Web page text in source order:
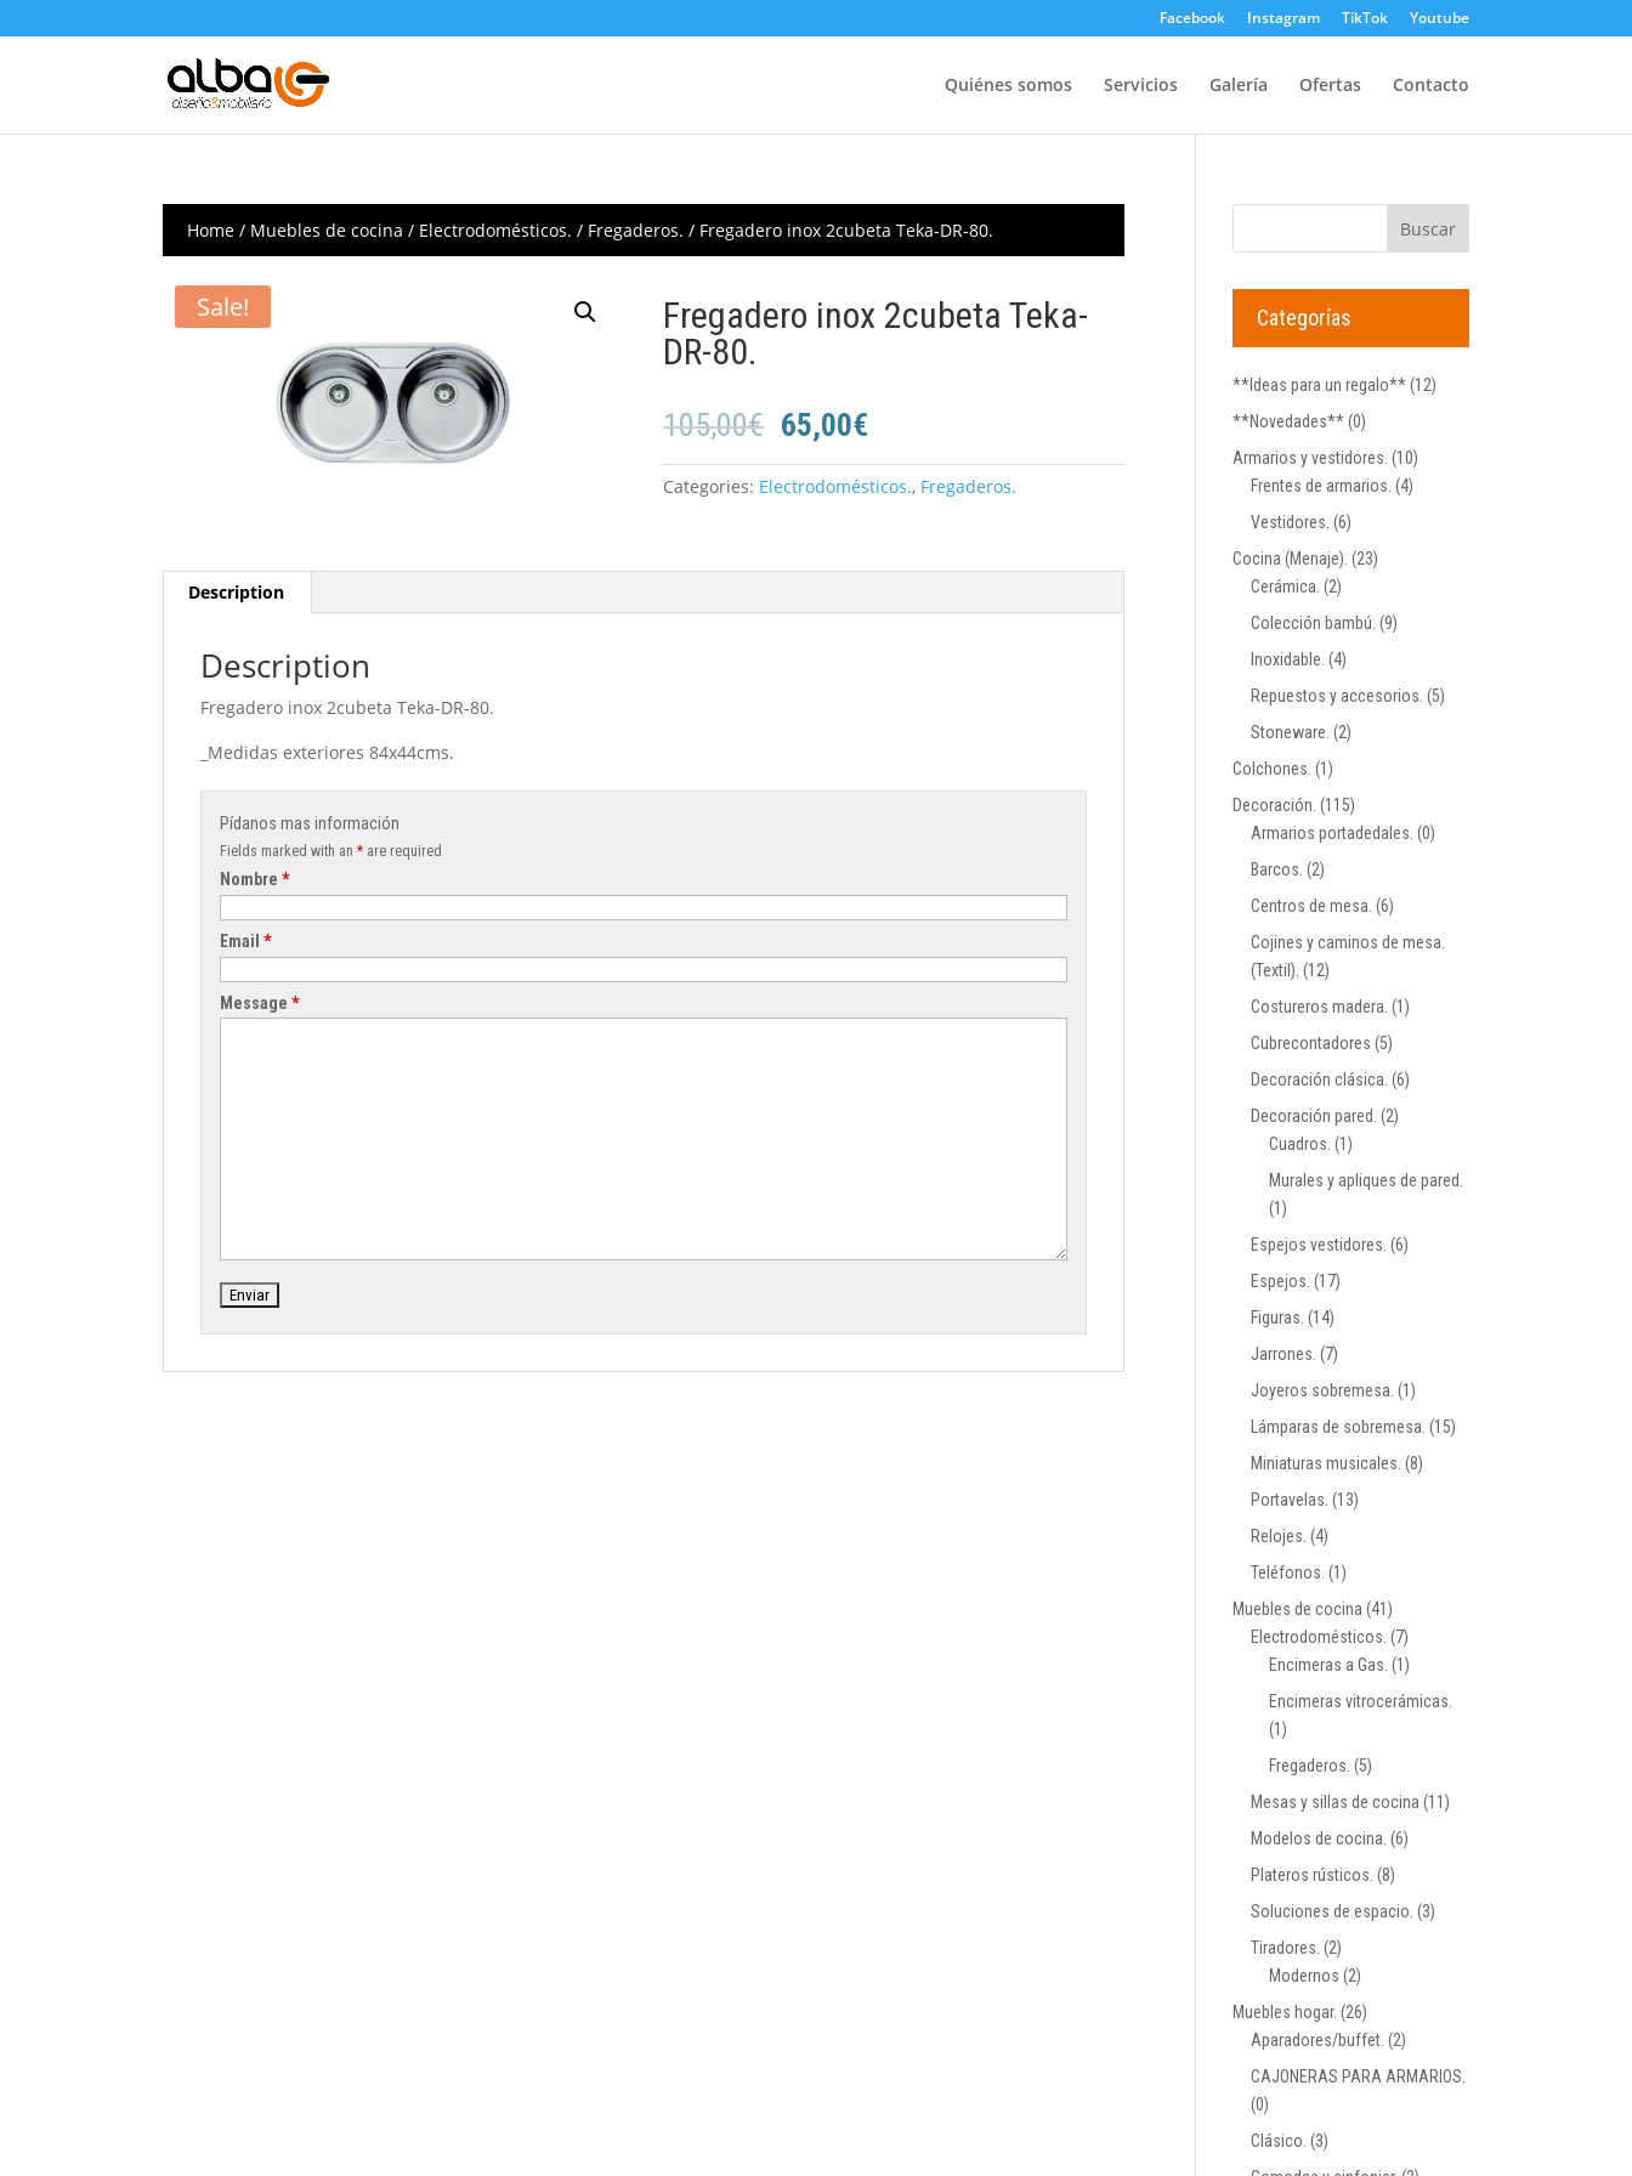
Facebook Instagram TikTok Youtube
Quiénes somos Servicios Galería Ofertas Contacto
Home / Muebles de cocina / Electrodomésticos. / Fregaderos. / Fregadero inox 2cubeta Teka-DR-80.
Sale!
Fregadero inox 2cubeta Teka-
DR-80.
105,00€ 65,00€
Categories: Electrodomésticos., Fregaderos.
Description
Description
Fregadero inox 2cubeta Teka-DR-80.
_Medidas exteriores 84x44cms.
Pídanos mas información
Fields marked with an* are required
Nombre*
Email*
Message*
Categorías
**Ideas para un regalo**(12)
**Novedades**(0)
Armarios y vestidores. (10)
Frentes de armarios. (4)
Vestidores. (6)
Cocina (Menaje). (23)
Cerámica. (2)
Colección bambú. (9)
Inoxidable. (4)
Repuestos y accesorios. (5)
Stoneware. (2)
Colchones. (1)
Decoración. (115)
Armarios portadedales. (0)
Barcos. (2)
Centros de mesa. (6)
Cojines y caminos de mesa.
(Textil). (12)
Costureros madera. (1)
Cubrecontadores (5)
Decoración clásica. (6)
Decoración pared. (2)
Cuadros. (1)
Murales y apliques de pared.
(1)
Espejos vestidores. (6)
Espejos. (17)
Figuras. (14)
Jarrones. (7)
Joyeros sobremesa. (1)
Lámparas de sobremesa. (15)
Miniaturas musicales. (8)
Portavelas. (13)
Relojes. (4)
Teléfonos. (1)
Muebles de cocina (41)
Electrodomésticos. (7)
Encimeras a Gas. (1)
Encimeras vitrocerámicas.
(1)
Fregaderos. (5)
Mesas y sillas de cocina (11)
Modelos de cocina. (6)
Plateros rústicos. (8)
Soluciones de espacio. (3)
Tiradores. (2)
Modernos (2)
Muebles hogar. (26)
Aparadores/buffet. (2)
CAJONERAS PARA ARMARIOS.
(0)
Clásico. (3)